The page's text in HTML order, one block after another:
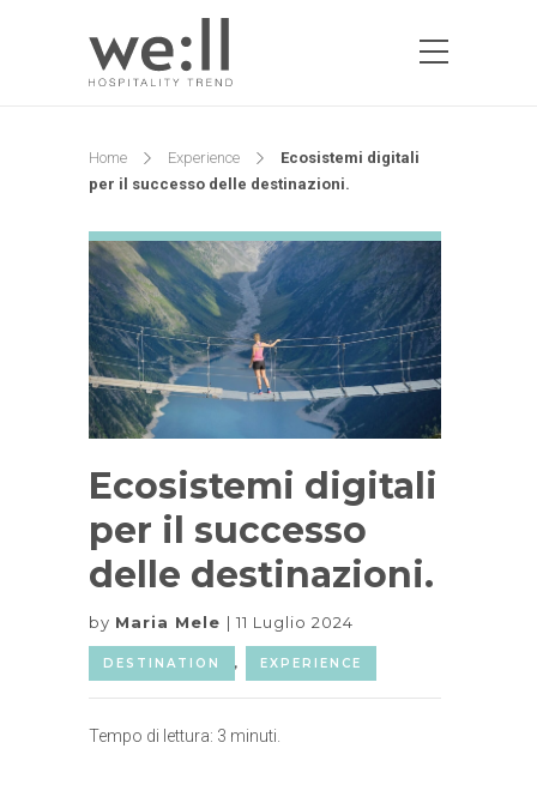
Home Experience
Ecosistemi digitali
per il successo delle destinazioni.
Ecosistemi digitali
per il successo
delle destinazioni.
by Maria Mele 11 Luglio 2024
DESTINATION , EXPERIENCE
Tempo di lettura: 3 minuti.